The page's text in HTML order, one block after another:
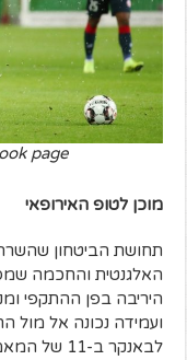
page
מוכן לטופ האירופאי
תחושת הביטחון
האלגנטית והחכמה
היריבה בפן ההתקפי
ועמידה נכונה אל מול
לבאנקר ב-